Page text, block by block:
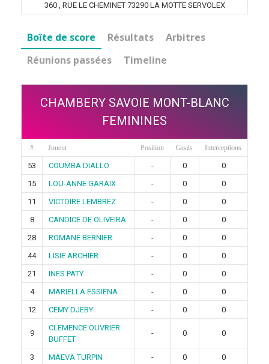
360 , RUE LE CHEMINET 73290 LA MOTTE SERVOLEX
Boîte de score Résultats
Arbitres
Réunions passées
Timeline
CHAMBERY SAVOIE MONT-BLANC
FEMININES
# Joueur Position Goals Interceptions
53 COUMBA DIALLO - 0
0
15
LOU-ANNE GARAIX - 0
0
11
VICTOIRE LEMBREZ - 0
0
8
CANDICE DE OLIVEIRA - 0
0
28
ROMANE BERNIER - 0
0
44
LISIE ARCHIER - 0
0
21
INES PATY - 0
0
4
MARIELLA ESSIENA - 0
0
12
CEMY DJEBY - 0 0
9
CLEMENCE OUVRIER
BUFFET
- 0 0
3 MAEVA TURPIN - 0
0